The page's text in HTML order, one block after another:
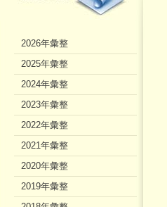
2026年彙整
2025年彙整
2024年彙整
2023年彙整
2022年彙整
2021年彙整
2020年彙整
2019年彙整